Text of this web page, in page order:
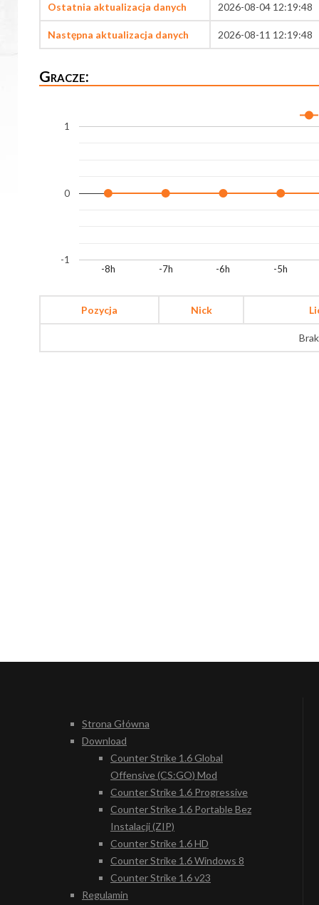
Ostatnia aktualizacja danych 2026-08-04 12:19:48
Następna aktualizacja danych 2026-08-11 12:19:48
Gracze:
-8h -7h -6h -5h
-1
0
1
Pozycja Nick
Strona Główna
Download
Counter Strike 1.6 Global
Offensive (CS:GO) Mod
Counter Strike 1.6 Progressive
Counter Strike 1.6 Portable Bez
Instalacji (ZIP)
Counter Strike 1.6 HD
Counter Strike 1.6 Windows 8
Counter Strike 1.6 v23
Regulamin